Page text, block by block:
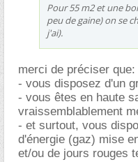
Pour 55 m2 et une
peu de gaine) on se
j'ai).
merci de préciser que:
- vous disposez d'un
- vous êtes en haute
vraissemblablement
- et surtout, vous
d'énergie (gaz) mise
et/ou de jours rouges